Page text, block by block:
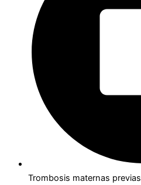
Trombosis maternas previas